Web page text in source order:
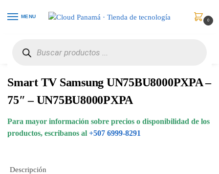
MENU
0
Smart TV Samsung UN75BU8000PXPA –
75″ – UN75BU8000PXPA
Para mayor información sobre precios o disponibilidad de los
productos, escribanos al +507 6999-8291
Descripción